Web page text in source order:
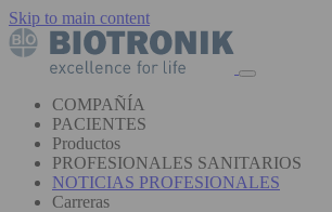
Skip to main content
COMPAÑÍA
PACIENTES
Productos
PROFESIONALES SANITARIOS
NOTICIAS PROFESIONALES
Carreras